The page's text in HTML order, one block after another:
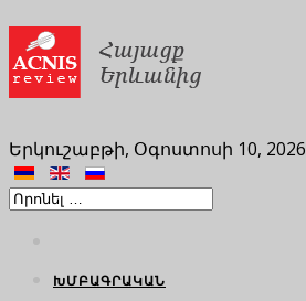
Երկուշաբթի, Օգոստոսի 10, 2026
ԽՄԲԱԳՐԱԿԱՆ